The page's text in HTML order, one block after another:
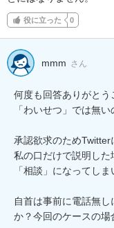
役に立った 0
mmm さん
何度も回答ありがとう
「わいせつ」では無い
承認欲求のためTwitter
私の口だけで説明した
「相談」になってしま
自首は事前に電話無
か？今回のケースの